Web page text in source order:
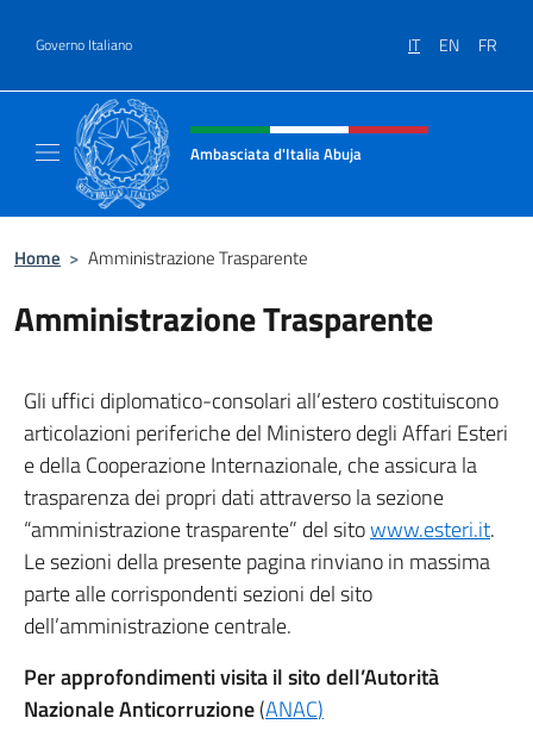
Governo Italiano IT EN FR
Intestazione sito, social e menù
Ambasciata d'Italia Abuja
Home > Amministrazione Trasparente
Amministrazione Trasparente
Gli uffici diplomatico-consolari all’estero costituiscono
articolazioni periferiche del Ministero degli Affari Esteri
e della Cooperazione Internazionale, che assicura la
trasparenza dei propri dati attraverso la sezione
“amministrazione trasparente” del sitowww.esteri.it.
Le sezioni della presente pagina rinviano in massima
parte alle corrispondenti sezioni del sito
dell’amministrazione centrale.
Per approfondimenti visita il sito dell’Autorità
Nazionale Anticorruzione(ANAC)